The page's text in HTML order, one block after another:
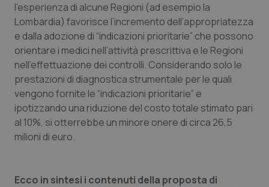
Quotidiano Pediatria
Rene & patologie urogenitali
Salute orale & impianti
Sangue & coagulazione
Tiroide
l’esperienza di alcune Regioni (ad esempio la
Lombardia) favorisce l’incremento dell’appropriatezza
e dalla adozione di “indicazioni prioritarie” che possono
orientare i medici nell’attività prescrittiva e le Regioni
nell’effettuazione dei controlli. Considerando solo le
prestazioni di diagnostica strumentale per le quali
vengono fornite le “indicazioni prioritarie” e
ipotizzando una riduzione del costo totale stimato pari
al 10%, si otterrebbe un minore onere di circa 26,5
milioni di euro.
Ecco in sintesi i contenuti della proposta di